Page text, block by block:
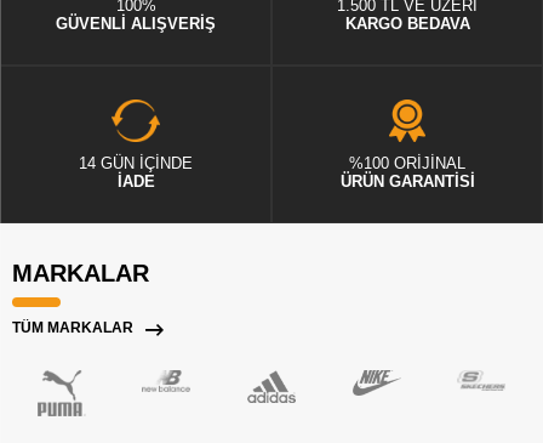
100%
GÜVENLİ ALIŞVERİŞ
1.500 TL VE ÜZERİ
KARGO BEDAVA
14 GÜN İÇİNDE
İADE
%100 ORİJİNAL
ÜRÜN GARANTİSİ
MARKALAR
TÜM MARKALAR